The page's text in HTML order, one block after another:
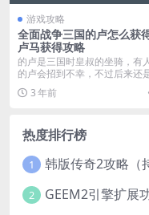
游戏攻略
全面战争三国的卢怎么获
卢马获得攻略
的卢是三国时皇叔的坐骑，有
的卢会招到不幸，不过后来还
了皇叔一命，下面我们...
3 年前
热度排行榜
1 韩版传奇2攻略（
2 GEEM2引擎扩展